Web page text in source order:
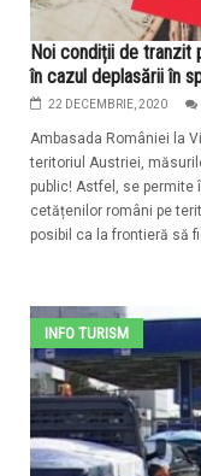
Noi condiții de tranzit
în cazul deplasării în
22 DECEMBRIE, 2020
Ambasada României la
teritoriul Austriei,
public! Astfel, se permite
cetățenilor români pe
posibil ca la frontieră să
INFO TURISM